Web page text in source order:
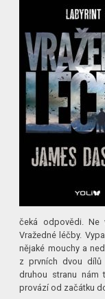
čeká odpovědi.
Vražedné léčby.
nějaké mouchy a
z prvních dvou
druhou stranu nám
provází od začátku